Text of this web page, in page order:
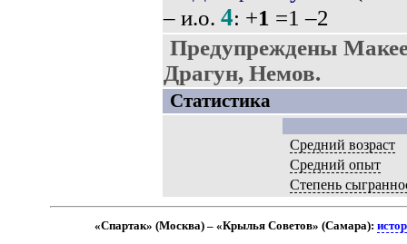
– и.о. 4: +1 =1 –2
Предупреждены
Драгун, Немов.
Статистика
Средний возраст
Средний опыт
Степень
«Спартак» (Москва) – «Крылья Советов» (Самара):